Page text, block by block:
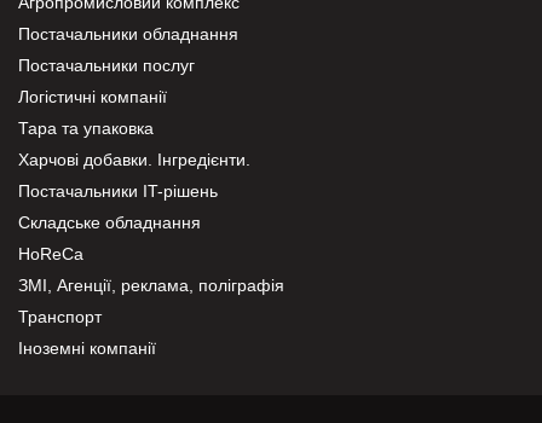
Постачальники обладнання
Постачальники послуг
Логістичні компанії
Тара та упаковка
Харчові добавки. Інгредієнти.
Постачальники IT-рішень
Складське обладнання
HoReCa
ЗМІ, Агенції, реклама, поліграфія
Транспорт
Іноземні компанії